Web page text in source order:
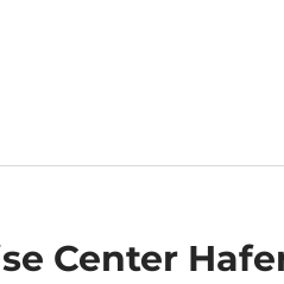
Center